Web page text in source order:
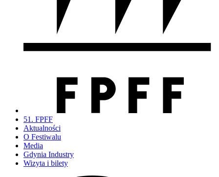
51. FPFF
Aktualności
O Festiwalu
Media
Gdynia Industry
Wizyta i bilety